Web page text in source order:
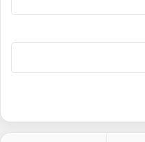
به میانه تولید رسید
شهروند معرفی شد
خانه_هنرمندان_ایران